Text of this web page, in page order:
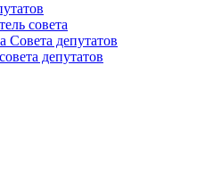
совета
Совета депутатов
депутатов